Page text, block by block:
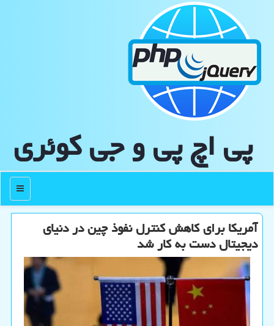
پی اچ پی و جی كوئری
منو
آمریكا برای كاهش كنترل نفوذ چین در دنیای
دیجیتال دست به كار شد